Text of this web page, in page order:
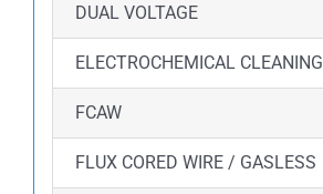
DUAL VOLTAGE
ELECTROCHEMICAL CLEANING
FCAW
FLUX CORED WIRE / GASLESS